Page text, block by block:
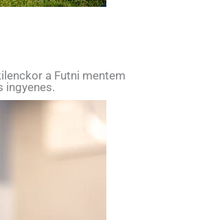
a Futni mentem
ingyenes.